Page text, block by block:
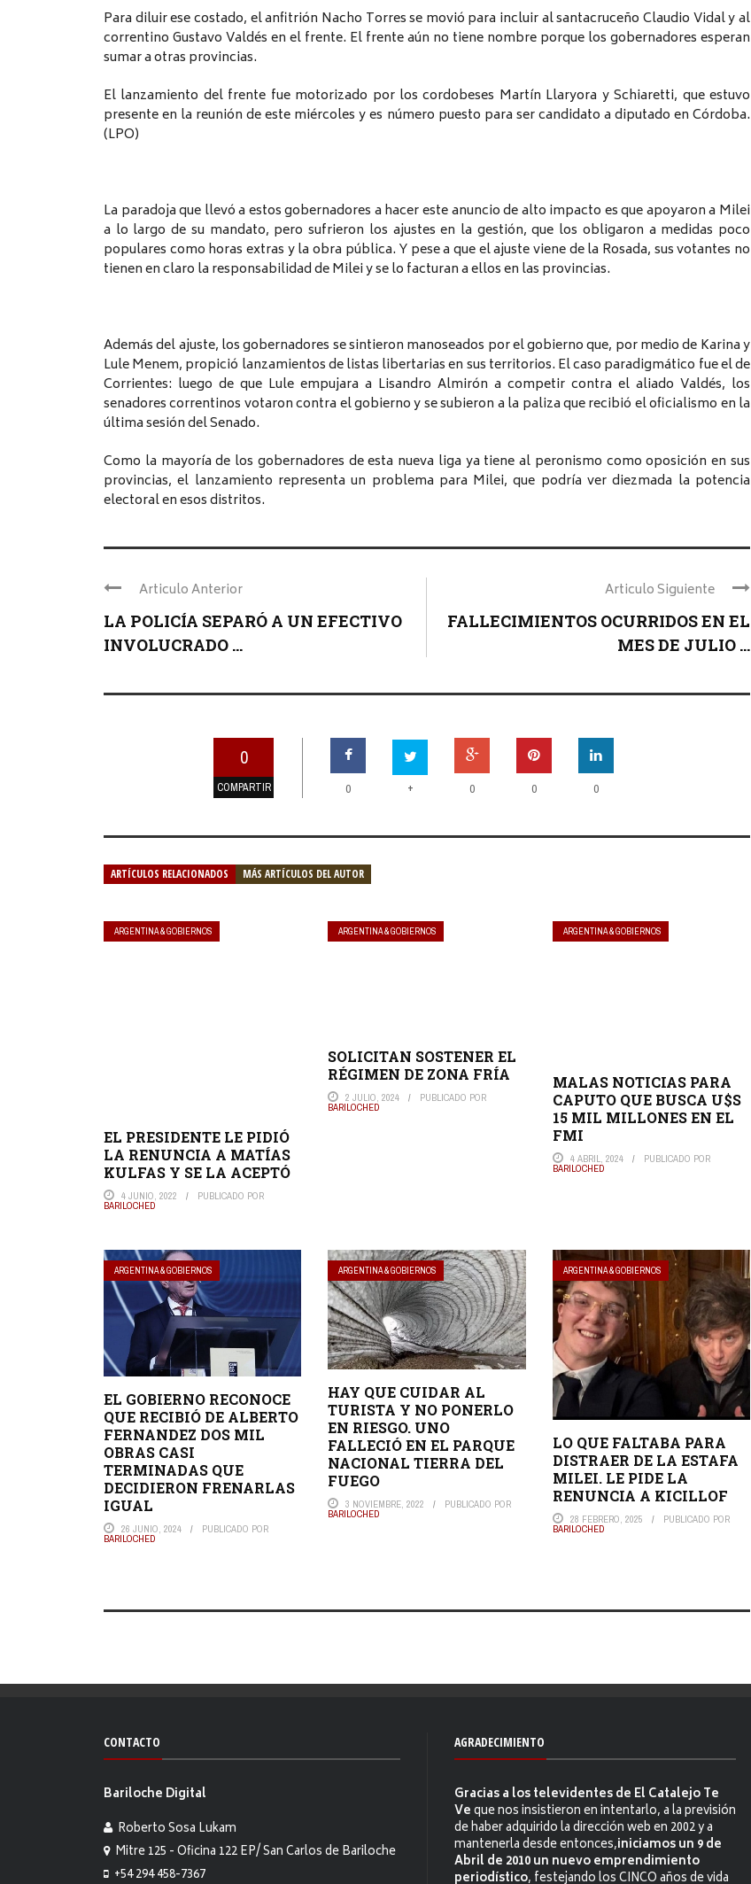
Para diluir ese costado, el anfitrión Nacho Torres se movió para incluir al santacruceño Claudio Vidal y al
correntino Gustavo Valdés en el frente. El frente aún no tiene nombre porque los gobernadores esperan
sumar a otras provincias.
El lanzamiento del frente fue motorizado por los cordobeses Martín Llaryora y Schiaretti, que estuvo
presente en la reunión de este miércoles y es número puesto para ser candidato a diputado en Córdoba.
(LPO)
La paradoja que llevó a estos gobernadores a hacer este anuncio de alto impacto es que apoyaron a Milei
a lo largo de su mandato, pero sufrieron los ajustes en la gestión, que los obligaron a medidas poco
populares como horas extras y la obra pública. Y pese a que el ajuste viene de la Rosada, sus votantes no
tienen en claro la responsabilidad de Milei y se lo facturan a ellos en las provincias.
Además del ajuste, los gobernadores se sintieron manoseados por el gobierno que, por medio de Karina y
Lule Menem, propició lanzamientos de listas libertarias en sus territorios. El caso paradigmático fue el de
Corrientes: luego de que Lule empujara a Lisandro Almirón a competir contra el aliado Valdés, los
senadores correntinos votaron contra el gobierno y se subieron a la paliza que recibió el oficialismo en la
última sesión del Senado.
Como la mayoría de los gobernadores de esta nueva liga ya tiene al peronismo como oposición en sus
provincias, el lanzamiento representa un problema para Milei, que podría ver diezmada la potencia
electoral en esos distritos.
Articulo Anterior
LA POLICÍA SEPARÓ A UN EFECTIVO
INVOLUCRADO ...
Articulo Siguiente
FALLECIMIENTOS OCURRIDOS EN EL
MES DE JULIO ...
0
COMPARTIR 0 + 0 0 0
ARTÍCULOS RELACIONADOS MÁS ARTÍCULOS DEL AUTOR
ARGENTINA & GOBIERNOS
EL PRESIDENTE LE PIDIÓ
LA RENUNCIA A MATÍAS
KULFAS Y SE LA ACEPTÓ
4 JUNIO, 2022 PUBLICADO POR
BARILOCHED
ARGENTINA & GOBIERNOS
SOLICITAN SOSTENER EL
RÉGIMEN DE ZONA FRÍA
2 JULIO, 2024 PUBLICADO POR
BARILOCHED
ARGENTINA & GOBIERNOS
MALAS NOTICIAS PARA
CAPUTO QUE BUSCA U$S
15 MIL MILLONES EN EL
FMI
4 ABRIL, 2024 PUBLICADO POR
BARILOCHED
ARGENTINA & GOBIERNOS
EL GOBIERNO RECONOCE
QUE RECIBIÓ DE ALBERTO
FERNANDEZ DOS MIL
OBRAS CASI
TERMINADAS QUE
DECIDIERON FRENARLAS
IGUAL
26 JUNIO, 2024 PUBLICADO POR
BARILOCHED
ARGENTINA & GOBIERNOS
HAY QUE CUIDAR AL
TURISTA Y NO PONERLO
EN RIESGO. UNO
FALLECIÓ EN EL PARQUE
NACIONAL TIERRA DEL
FUEGO
3 NOVIEMBRE, 2022 PUBLICADO POR
BARILOCHED
ARGENTINA & GOBIERNOS
LO QUE FALTABA PARA
DISTRAER DE LA ESTAFA
MILEI. LE PIDE LA
RENUNCIA A KICILLOF
28 FEBRERO, 2025 PUBLICADO POR
BARILOCHED
CONTACTO
Bariloche Digital
Roberto Sosa Lukam
Mitre 125 - Oficina 122 EP/ San Carlos de Bariloche
+54 294 458-7367
AGRADECIMIENTO
Gracias a los televidentes de El Catalejo Te
Veque nos insistieron en intentarlo, a la previsión
de haber adquirido la dirección web en 2002 y a
mantenerla desde entonces,iniciamos un 9 de
Abril de 2010 un nuevo emprendimiento
periodístico, festejando los CINCO años de vida